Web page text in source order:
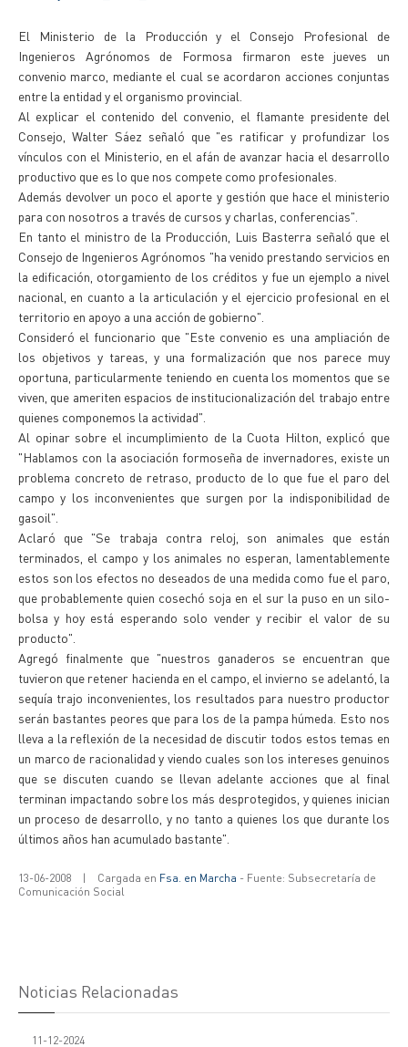
El Ministerio de la Producción y el Consejo Profesional de
Ingenieros Agrónomos de Formosa firmaron este jueves un
convenio marco, mediante el cual se acordaron acciones conjuntas
entre la entidad y el organismo provincial.
Al explicar el contenido del convenio, el flamante presidente del
Consejo, Walter Sáez señaló que "es ratificar y profundizar los
vínculos con el Ministerio, en el afán de avanzar hacia el desarrollo
productivo que es lo que nos compete como profesionales.
Además devolver un poco el aporte y gestión que hace el ministerio
para con nosotros a través de cursos y charlas, conferencias".
En tanto el ministro de la Producción, Luis Basterra señaló que el
Consejo de Ingenieros Agrónomos "ha venido prestando servicios en
la edificación, otorgamiento de los créditos y fue un ejemplo a nivel
nacional, en cuanto a la articulación y el ejercicio profesional en el
territorio en apoyo a una acción de gobierno".
Consideró el funcionario que "Este convenio es una ampliación de
los objetivos y tareas, y una formalización que nos parece muy
oportuna, particularmente teniendo en cuenta los momentos que se
viven, que ameriten espacios de institucionalización del trabajo entre
quienes componemos la actividad".
Al opinar sobre el incumplimiento de la Cuota Hilton, explicó que
"Hablamos con la asociación formoseña de invernadores, existe un
problema concreto de retraso, producto de lo que fue el paro del
campo y los inconvenientes que surgen por la indisponibilidad de
gasoil".
Aclaró que "Se trabaja contra reloj, son animales que están
terminados, el campo y los animales no esperan, lamentablemente
estos son los efectos no deseados de una medida como fue el paro,
que probablemente quien cosechó soja en el sur la puso en un silo-
bolsa y hoy está esperando solo vender y recibir el valor de su
producto".
Agregó finalmente que "nuestros ganaderos se encuentran que
tuvieron que retener hacienda en el campo, el invierno se adelantó, la
sequía trajo inconvenientes, los resultados para nuestro productor
serán bastantes peores que para los de la pampa húmeda. Esto nos
lleva a la reflexión de la necesidad de discutir todos estos temas en
un marco de racionalidad y viendo cuales son los intereses genuinos
que se discuten cuando se llevan adelante acciones que al final
terminan impactando sobre los más desprotegidos, y quienes inician
un proceso de desarrollo, y no tanto a quienes los que durante los
últimos años han acumulado bastante".
13-06-2008 | Cargada en Fsa. en Marcha - Fuente: Subsecretaría de
Comunicación Social
Noticias Relacionadas
11-12-2024